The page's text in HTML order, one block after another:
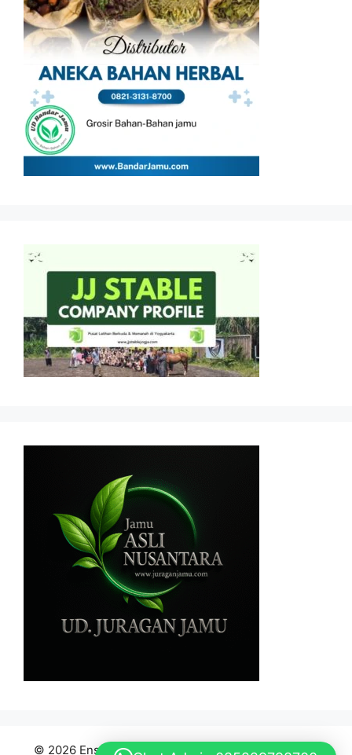
© 2026 Ensiklopedia Bahan Baku Jamu Indonesia •